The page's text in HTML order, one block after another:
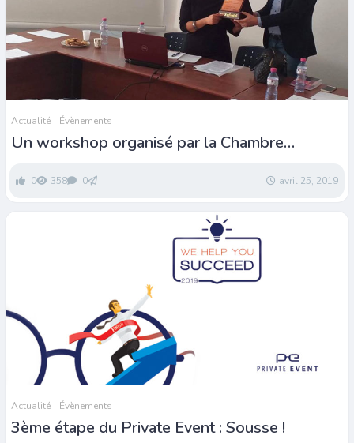
Actualité Évènements
Un workshop organisé par la Chambre
0 358 0 avril 25, 2019
Actualité Évènements
3ème étape du Private Event : Sousse !